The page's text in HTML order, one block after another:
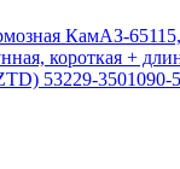
КамАЗ-
короткая +
53229-3501090-